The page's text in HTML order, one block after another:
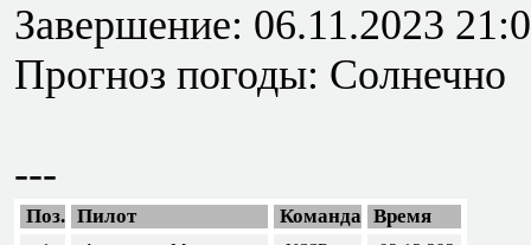
Завершение: 06.11.2023
Прогноз погоды: Солнечно
---
Поз. Пилот Команда Время